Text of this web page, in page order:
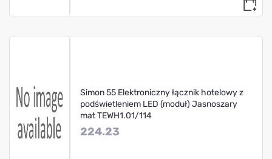
Simon 55 Elektroniczny łącznik hotelowy z
podświetleniem LED (moduł) Jasnoszary
mat TEWH1.01/114
224.23